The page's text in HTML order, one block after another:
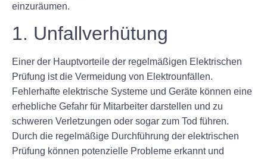
einzuräumen.
1. Unfallverhütung
Einer der Hauptvorteile der regelmäßigen Elektrischen
Prüfung ist die Vermeidung von Elektrounfällen.
Fehlerhafte elektrische Systeme und Geräte können eine
erhebliche Gefahr für Mitarbeiter darstellen und zu
schweren Verletzungen oder sogar zum Tod führen.
Durch die regelmäßige Durchführung der elektrischen
Prüfung können potenzielle Probleme erkannt und